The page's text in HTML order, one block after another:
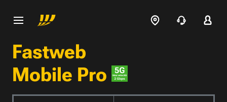
Fastweb
Mobile Pro